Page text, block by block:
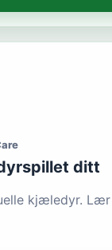
ditt
kjæledyr. Lær